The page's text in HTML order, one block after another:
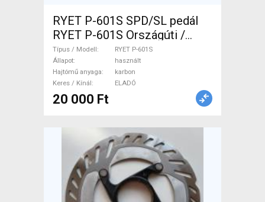
RYET P-601S SPD/SL pedál
RYET P-601S Országúti /
Gravel / Triatlon Alkatrész,
Országúti Hajtásrendszer
használt ELADÓ
Típus / Modell
RYET P-601S
Állapot
használt
Hajtómű anyaga
karbon
Keres / Kínál
ELADÓ
20 000 Ft